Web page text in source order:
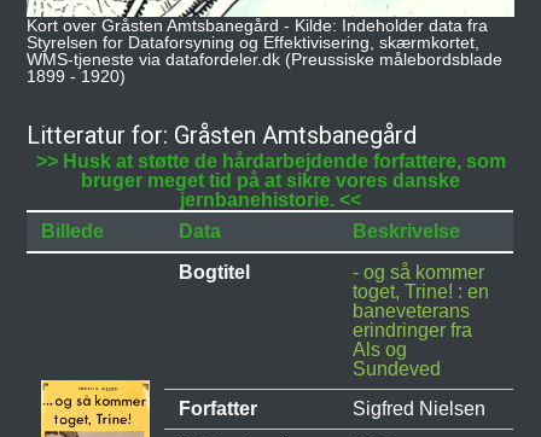
Kort over Gråsten Amtsbanegård - Kilde: Indeholder data fra
Styrelsen for Dataforsyning og Effektivisering, skærmkortet,
WMS-tjeneste via datafordeler.dk (Preussiske målebordsblade
1899 - 1920)
Litteratur for: Gråsten Amtsbanegård
>> Husk at støtte de hårdarbejdende forfattere, som
bruger meget tid på at sikre vores danske
jernbanehistorie. <<
Billede
Data
Beskrivelse
Bogtitel
- og så kommer
toget, Trine! : en
baneveterans
erindringer fra
Als og
Sundeved
Forfatter
Sigfred Nielsen